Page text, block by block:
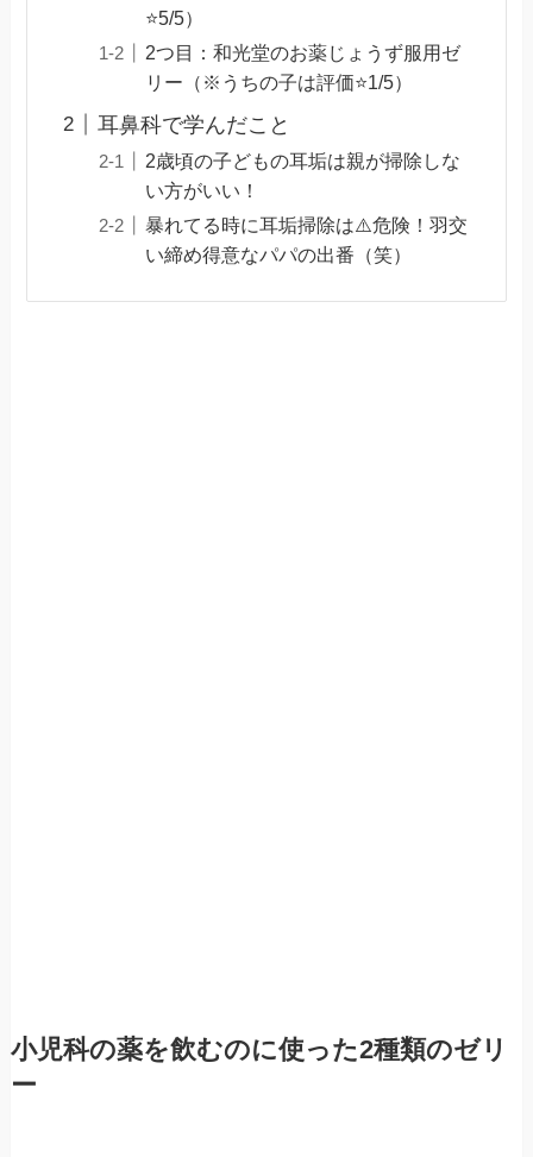
⭐️5/5）
2つ目：和光堂のお薬じょうず服用ゼ
リー（※うちの子は評価⭐️1/5）
耳鼻科で学んだこと
2歳頃の子どもの耳垢は親が掃除しな
い方がいい！
暴れてる時に耳垢掃除は⚠️危険！羽交
い締め得意なパパの出番（笑）
小児科の薬を飲むのに使った2種類のゼリ
ー